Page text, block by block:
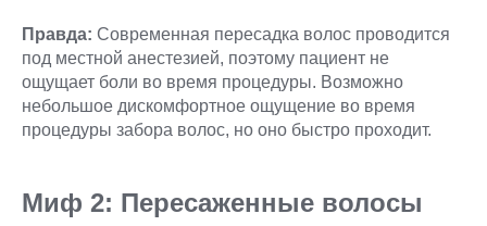
Правда: Современная пересадка волос проводится
под местной анестезией, поэтому пациент не
ощущает боли во время процедуры. Возможно
небольшое дискомфортное ощущение во время
процедуры забора волос, но оно быстро проходит.
Миф 2: Пересаженные волосы